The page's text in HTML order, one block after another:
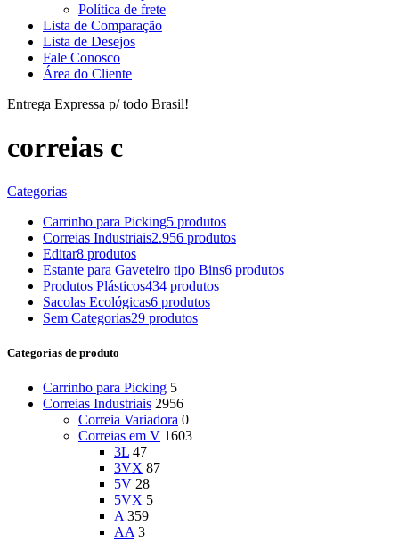
Política de frete
Lista de Comparação
Lista de Desejos
Fale Conosco
Área do Cliente
Entrega Expressa p/ todo Brasil!
correias c
Categorias
Carrinho para Picking5 produtos
Correias Industriais2.956 produtos
Editar8 produtos
Estante para Gaveteiro tipo Bins6 produtos
Produtos Plásticos434 produtos
Sacolas Ecológicas6 produtos
Sem Categorias29 produtos
Categorias de produto
Carrinho para Picking 5
Correias Industriais 2956
Correia Variadora 0
Correias em V 1603
3L 47
3VX 87
5V 28
5VX 5
A 359
AA 3